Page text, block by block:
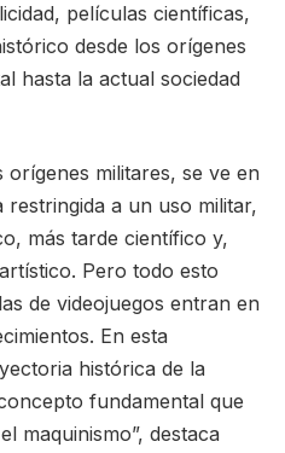
películas científicas,
desde los orígenes
hasta la actual sociedad
orígenes militares, se ve en
a un uso militar,
más tarde científico y,
Pero todo esto
de videojuegos entran en
En esta
histórica de la
fundamental que
maquinismo”, destaca